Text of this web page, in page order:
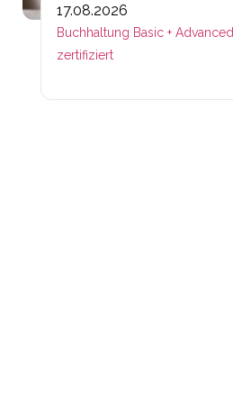
17.08.2026
Buchhaltung Basic +
zertifiziert